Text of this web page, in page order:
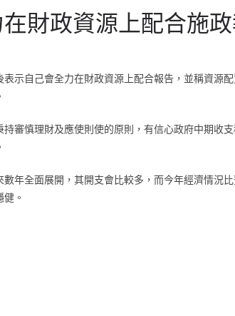
財政資源上配合施
示自己會全力在財政資源上配合報告，並稱資源
審慎理財及應使則使的原則，有信心政府中期收
年全面展開，其開支會比較多，而今年經濟情況
。